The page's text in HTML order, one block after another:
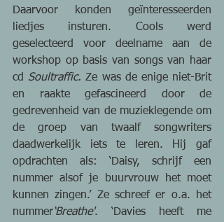
Daarvoor konden geïnteresseerden
liedjes insturen. Cools werd
geselecteerd voor deelname aan de
workshop op basis van songs van haar
cd Soultraffic. Ze was de enige niet-Brit
en raakte gefascineerd door de
gedrevenheid van de muzieklegende om
de groep van twaalf songwriters
daadwerkelijk iets te leren. Hij gaf
opdrachten als: ‘Daisy, schrijf een
nummer alsof je buurvrouw het moet
kunnen zingen.’ Ze schreef er o.a. het
nummer‘Breathe'. ‘Davies heeft me